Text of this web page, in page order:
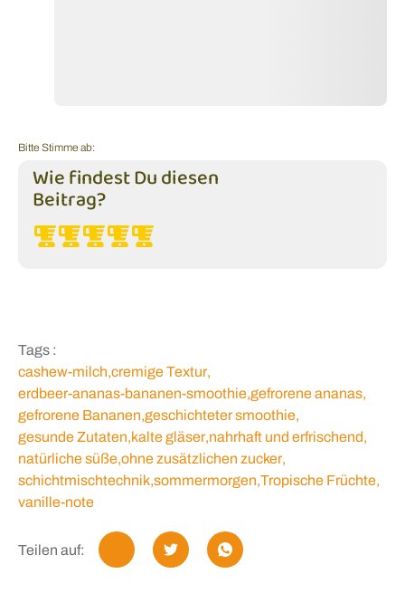
Bitte Stimme ab:
Wie findest Du diesen
Beitrag?
Tags :
cashew-milch,cremige Textur,
erdbeer-ananas-bananen-smoothie,gefrorene ananas,
gefrorene Bananen,geschichteter smoothie,
gesunde Zutaten,kalte gläser,nahrhaft und erfrischend,
natürliche süße,ohne zusätzlichen zucker,
schichtmischtechnik,sommermorgen,Tropische Früchte,
vanille-note
Teilen auf: